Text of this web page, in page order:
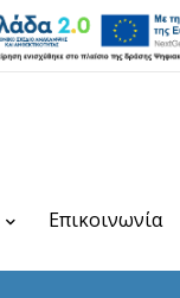
Επικοινωνία